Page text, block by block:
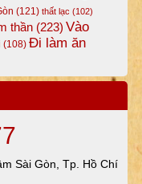
(121) thất lạc (102)
thần(223) Vào
(108) Đi làm ăn
Sài Gòn, Tp. Hồ Chí